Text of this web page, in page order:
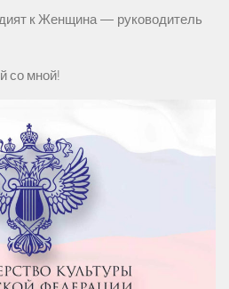
кЖенщина — руководитель
со мной!